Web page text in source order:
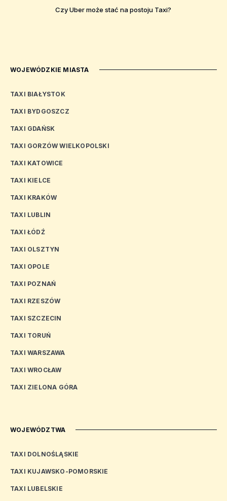
Czy Uber może stać na postoju Taxi?
WOJEWÓDZKIE MIASTA
TAXI BIAŁYSTOK
TAXI BYDGOSZCZ
TAXI GDAŃSK
TAXI GORZÓW WIELKOPOLSKI
TAXI KATOWICE
TAXI KIELCE
TAXI KRAKÓW
TAXI LUBLIN
TAXI ŁÓDŹ
TAXI OLSZTYN
TAXI OPOLE
TAXI POZNAŃ
TAXI RZESZÓW
TAXI SZCZECIN
TAXI TORUŃ
TAXI WARSZAWA
TAXI WROCŁAW
TAXI ZIELONA GÓRA
WOJEWÓDZTWA
TAXI DOLNOŚLĄSKIE
TAXI KUJAWSKO-POMORSKIE
TAXI LUBELSKIE